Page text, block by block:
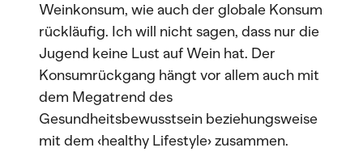
Weinkonsum, wie auch der globale Konsum
rückläufig. Ich will nicht sagen, dass nur die
Jugend keine Lust auf Wein hat. Der
Konsumrückgang hängt vor allem auch mit
dem Megatrend des
Gesundheitsbewusstsein beziehungsweise
mit dem ‹healthy Lifestyle› zusammen.